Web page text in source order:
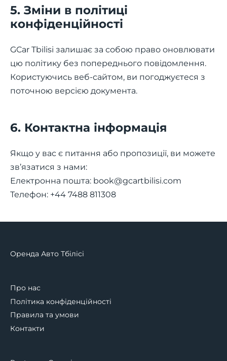
5. Зміни в політиці
конфіденційності
GCar Tbilisi залишає за собою право оновлювати
цю політику без попереднього повідомлення.
Користуючись веб-сайтом, ви погоджуєтеся з
поточною версією документа.
6. Контактна інформація
Якщо у вас є питання або пропозиції, ви можете
зв’язатися з нами:
Електронна пошта: book@gcartbilisi.com
Телефон: +44 7488 811308
Оренда Авто Тбілісі
Про нас
Політика конфіденційності
Правила та умови
Контакти